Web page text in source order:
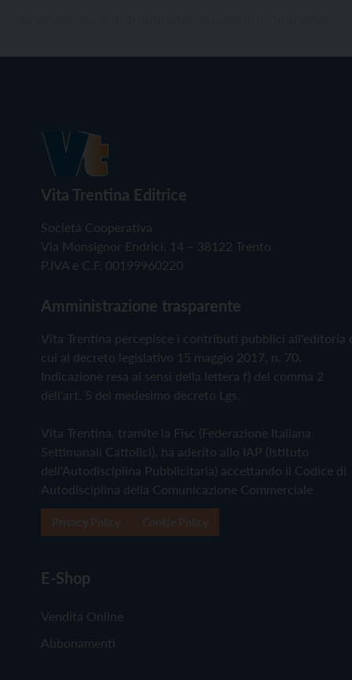
Vita Trentina Editrice
Società Cooperativa
Via Monsignor Endrici, 14 – 38122 Trento
P.IVA e C.F. 00199960220
Amministrazione trasparente
Vita Trentina percepisce i contributi pubblici all'editoria
cui al decreto legislativo 15 maggio 2017, n. 70.
Indicazione resa ai sensi della lettera f) del comma 2
dell'art. 5 del medesimo decreto Lgs.
Vita Trentina, tramite la Fisc (Federazione Italiana
Settimanali Cattolici), ha aderito allo IAP (Istituto
dell'Autodisciplina Pubblicitaria) accettando il Codice di
Autodisciplina della Comunicazione Commerciale
E-Shop
Vendita Online
Abbonamenti